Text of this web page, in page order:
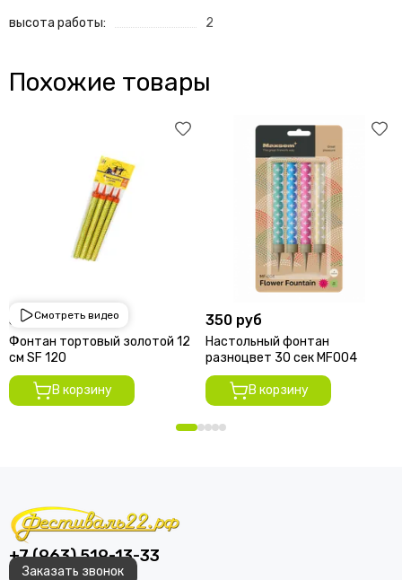
высота работы: 2
Похожие товары
Смотреть видео
350 руб
Фонтан тортовый золотой 12
см SF 120
В корзину
350 руб
Настольный фонтан
разноцвет 30 сек MF004
В корзину
+7 (963) 519-13-33
Заказать звонок